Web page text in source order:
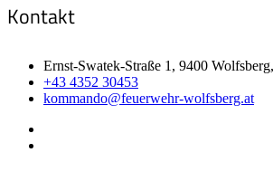
Kontakt
Ernst-Swatek-Straße 1, 9400
+43 4352 30453
kommando@feuerwehr-wolfsberg.at